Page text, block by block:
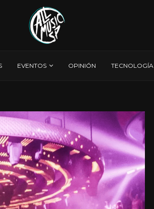
EVENTOS OPINIÓN TECNOLOGÍA